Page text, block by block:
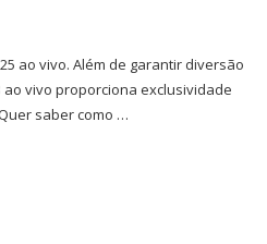
ao vivo. Além de garantir diversão
ao vivo proporciona exclusividade
saber como …